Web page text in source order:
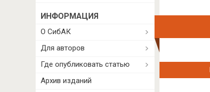
ИНФОРМАЦИЯ
О СибАК
Для авторов
Где опубликовать статью
Архив изданий